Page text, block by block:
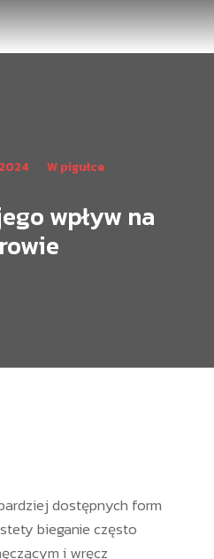
W pigułce
wpływ na
dostępnych form
bieganie często
i wręcz